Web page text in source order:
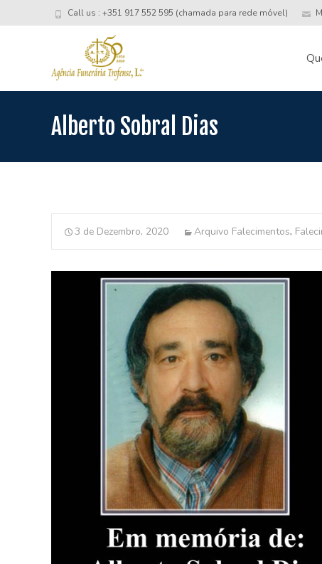
Call us : +351 917 552 595 (chamada para rede móvel)
Alberto Sobral Dias
3 de Dezembro, 2020 Arquivo Falecimentos,